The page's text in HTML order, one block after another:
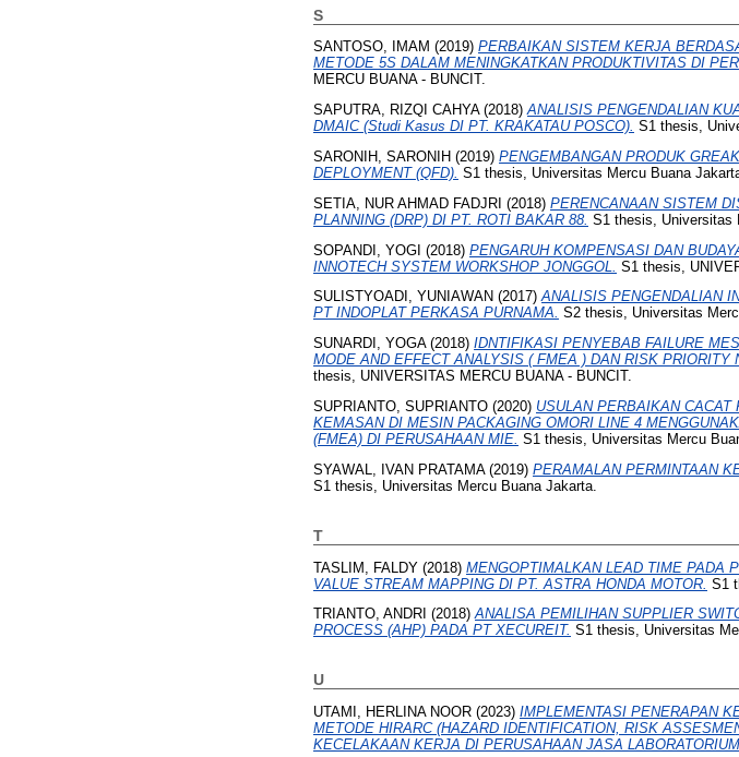
S
SANTOSO, IMAM (2019) PERBAIKAN SISTEM KERJA
METODE 5S DALAM MENINGKATKAN PRODUKTIVITAS DI
MERCU BUANA - BUNCIT.
SAPUTRA, RIZQI CAHYA(2018)ANALISIS PENGENDALIAN
DMAIC (Studi Kasus DI PT. KRAKATAU POSCO). S1 thesis,
SARONIH, SARONIH (2019) PENGEMBANGAN PRODUK
DEPLOYMENT (QFD). S1 thesis, Universitas Mercu Buana
SETIA, NUR AHMAD FADJRI (2018) PERENCANAAN SISTEM
PLANNING (DRP) DI PT. ROTI BAKAR 88. S1 thesis, Universitas
SOPANDI, YOGI (2018) PENGARUH KOMPENSASI DAN
INNOTECH SYSTEM WORKSHOP JONGGOL.
S1 thesis,
SULISTYOADI, YUNIAWAN (2017)ANALISIS PENGENDALIAN
PT INDOPLAT PERKASA PURNAMA. S2 thesis, Universitas
SUNARDI, YOGA(2018) IDNTIFIKASI PENYEBAB FAILURE
MODE AND EFFECT ANALYSIS ( FMEA ) DAN RISK
thesis, UNIVERSITAS MERCU BUANA - BUNCIT.
SUPRIANTO, SUPRIANTO (2020) USULAN PERBAIKAN
KEMASAN DI MESIN PACKAGING OMORI LINE 4
(FMEA) DI PERUSAHAAN MIE. S1 thesis, Universitas Mercu
SYAWAL, IVAN PRATAMA(2019) PERAMALAN PERMINTAAN
S1 thesis, Universitas Mercu Buana Jakarta.
T
TASLIM, FALDY (2018) MENGOPTIMALKAN LEAD TIME PADA
VALUE STREAM MAPPING DI PT. ASTRA HONDA MOTOR. S1
TRIANTO, ANDRI (2018)ANALISA PEMILIHAN SUPPLIER
PROCESS (AHP) PADA PT XECUREIT. S1 thesis, Universitas
U
UTAMI, HERLINA NOOR (2023) IMPLEMENTASI PENERAPAN
METODE HIRARC (HAZARD IDENTIFICATION, RISK
KECELAKAAN KERJA DI PERUSAHAAN JASA